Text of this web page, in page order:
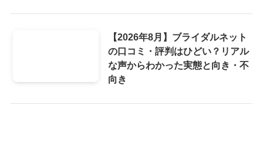
【2026年8月】ブライダルネット
の口コミ・評判はひどい？リアル
な声からわかった実態と向き・不
向き